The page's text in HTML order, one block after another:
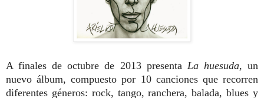
A finales de octubre de 2013 presenta La huesuda, un
nuevo álbum, compuesto por 10 canciones que recorren
diferentes géneros: rock, tango, ranchera, balada, blues y